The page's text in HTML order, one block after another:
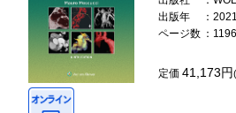
出版年
：
ページ数 ：
定価41,173円